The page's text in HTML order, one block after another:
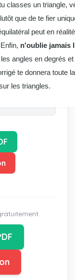
classes un triangle,
que de te fier
peut en
n'oublie jamais
angles en degrés
te donnera toute
les triangles.